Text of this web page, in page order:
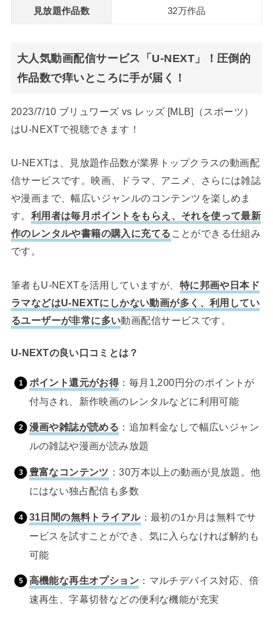
見放題作品数 32万作品
大人気動画配信サービス「U-NEXT」！圧倒的
作品数で痒いところに手が届く！
2023/7/10 ブリュワーズ vs レッズ [MLB]（スポーツ）
はU-NEXTで視聴できます！
U-NEXTは、見放題作品数が業界トップクラスの動画配
信サービスです。映画、ドラマ、アニメ、さらには雑誌
や漫画まで、幅広いジャンルのコンテンツを楽しめま
す。 利用者は毎月ポイントをもらえ、それを使って最新
作のレンタルや書籍の購入に充てる ことができる仕組み
です。
筆者もU-NEXTを活用していますが、 特に邦画や日本ド
ラマなどはU-NEXTにしかない動画が多く、利用してい
るユーザーが非常に多い動画配信サービスです。
U-NEXTの良い口コミとは？
ポイント還元がお得：毎月1,200円分のポイントが
付与され、新作映画のレンタルなどに利用可能
漫画や雑誌が読める ：追加料金なしで幅広いジャン
ルの雑誌や漫画が読み放題
豊富なコンテンツ ：30万本以上の動画が見放題。他
にはない独占配信も多数
31日間の無料トライアル：最初の1か月は無料でサ
ービスを試すことができ、気に入らなければ解約も
可能
高機能な再生オプション ：マルチデバイス対応、倍
速再生、字幕切替などの便利な機能が充実